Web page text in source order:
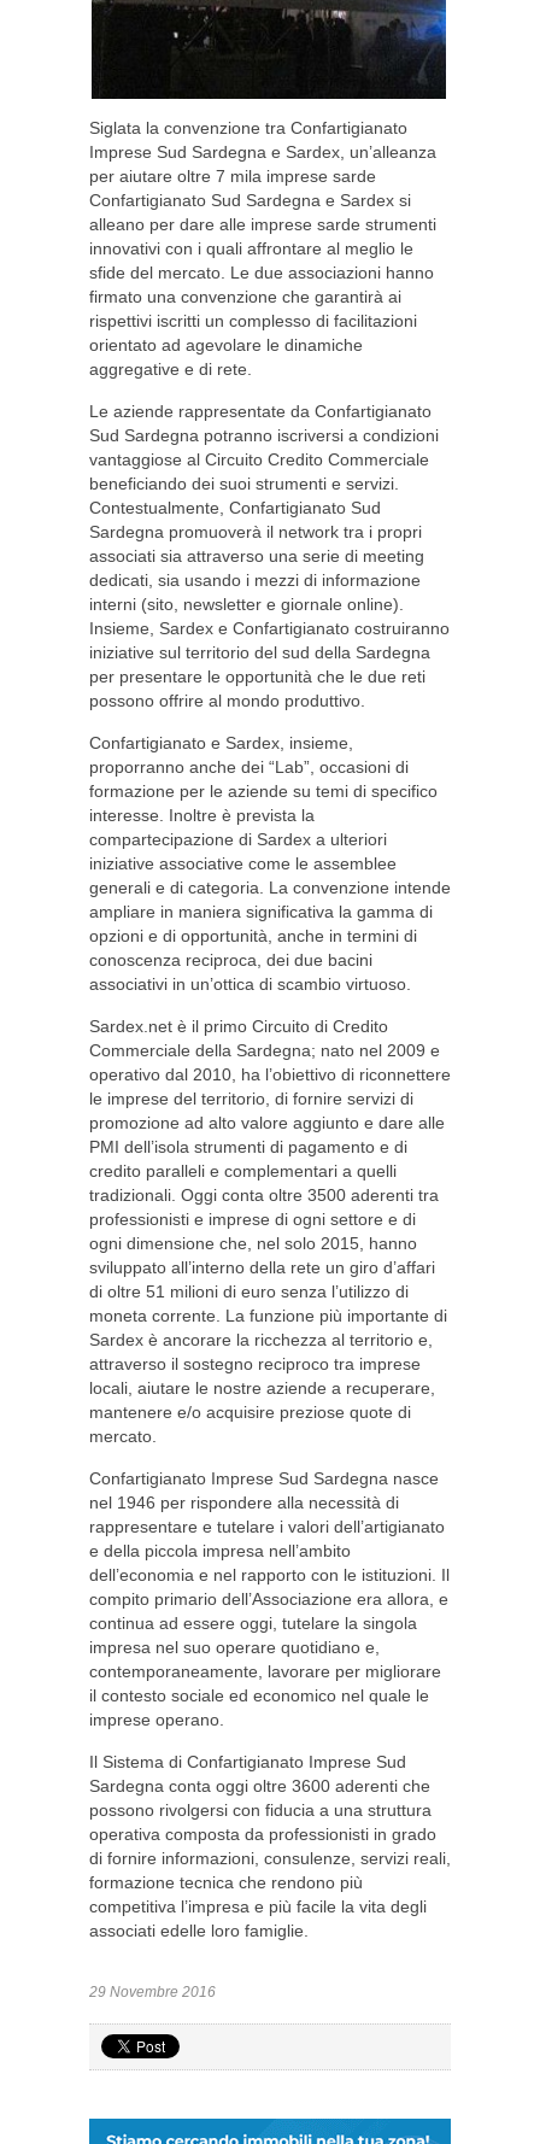
Siglata la convenzione tra Confartigianato
Imprese Sud Sardegna e Sardex, un’alleanza
per aiutare oltre 7 mila imprese sarde
Confartigianato Sud Sardegna e Sardex si
alleano per dare alle imprese sarde strumenti
innovativi con i quali affrontare al meglio le
sfide del mercato. Le due associazioni hanno
firmato una convenzione che garantirà ai
rispettivi iscritti un complesso di facilitazioni
orientato ad agevolare le dinamiche
aggregative e di rete.
Le aziende rappresentate da Confartigianato
Sud Sardegna potranno iscriversi a condizioni
vantaggiose al Circuito Credito Commerciale
beneficiando dei suoi strumenti e servizi.
Contestualmente, Confartigianato Sud
Sardegna promuoverà il network tra i propri
associati sia attraverso una serie di meeting
dedicati, sia usando i mezzi di informazione
interni (sito, newsletter e giornale online).
Insieme, Sardex e Confartigianato costruiranno
iniziative sul territorio del sud della Sardegna
per presentare le opportunità che le due reti
possono offrire al mondo produttivo.
Confartigianato e Sardex, insieme,
proporranno anche dei “Lab”, occasioni di
formazione per le aziende su temi di specifico
interesse. Inoltre è prevista la
compartecipazione di Sardex a ulteriori
iniziative associative come le assemblee
generali e di categoria. La convenzione intende
ampliare in maniera significativa la gamma di
opzioni e di opportunità, anche in termini di
conoscenza reciproca, dei due bacini
associativi in un’ottica di scambio virtuoso.
Sardex.net è il primo Circuito di Credito
Commerciale della Sardegna; nato nel 2009 e
operativo dal 2010, ha l’obiettivo di riconnettere
le imprese del territorio, di fornire servizi di
promozione ad alto valore aggiunto e dare alle
PMI dell’isola strumenti di pagamento e di
credito paralleli e complementari a quelli
tradizionali. Oggi conta oltre 3500 aderenti tra
professionisti e imprese di ogni settore e di
ogni dimensione che, nel solo 2015, hanno
sviluppato all’interno della rete un giro d’affari
di oltre 51 milioni di euro senza l’utilizzo di
moneta corrente. La funzione più importante di
Sardex è ancorare la ricchezza al territorio e,
attraverso il sostegno reciproco tra imprese
locali, aiutare le nostre aziende a recuperare,
mantenere e/o acquisire preziose quote di
mercato.
Confartigianato Imprese Sud Sardegna nasce
nel 1946 per rispondere alla necessità di
rappresentare e tutelare i valori dell’artigianato
e della piccola impresa nell’ambito
dell’economia e nel rapporto con le istituzioni. Il
compito primario dell’Associazione era allora, e
continua ad essere oggi, tutelare la singola
impresa nel suo operare quotidiano e,
contemporaneamente, lavorare per migliorare
il contesto sociale ed economico nel quale le
imprese operano.
Il Sistema di Confartigianato Imprese Sud
Sardegna conta oggi oltre 3600 aderenti che
possono rivolgersi con fiducia a una struttura
operativa composta da professionisti in grado
di fornire informazioni, consulenze, servizi reali,
formazione tecnica che rendono più
competitiva l’impresa e più facile la vita degli
associati edelle loro famiglie.
29 Novembre 2016